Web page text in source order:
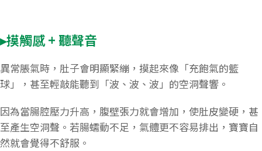
▸摸觸感 + 聽聲音
異常脹氣時，肚子會明顯緊繃，摸起來像「充飽氣的籃
球」，甚至輕敲能聽到「波、波、波」的空洞聲響。
因為當腸腔壓力升高，腹壁張力就會增加，使肚皮變硬，甚
至產生空洞聲。若腸蠕動不足，氣體更不容易排出，寶寶自
然就會覺得不舒服。